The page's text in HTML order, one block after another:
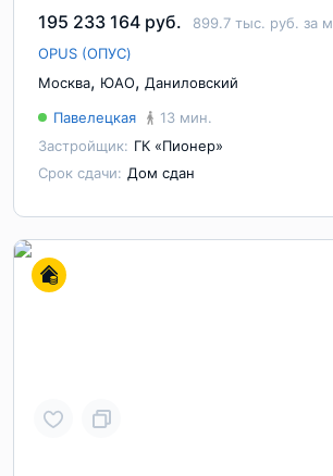
195 233 164 руб.
899.7 тыс. руб. за м
OPUS (ОПУС)
Москва, ЮАО, Даниловский
Павелецкая
13 мин.
Застройщик: ГК «Пионер»
Срок сдачи: Дом сдан